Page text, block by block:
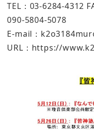
TEL：03-6284-4312
090-5804-5078
E-mail：
URL：https://